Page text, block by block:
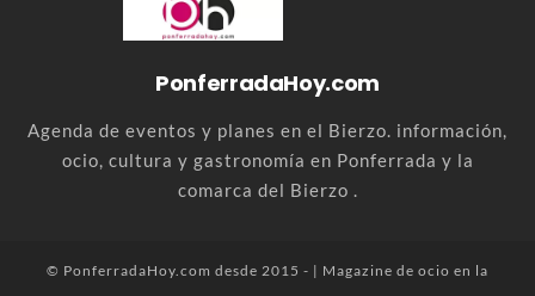
PonferradaHoy.com
Agenda de eventos y planes en el Bierzo. información,
ocio, cultura y gastronomía en Ponferrada y la
comarca del Bierzo .
© PonferradaHoy.com desde 2015 - | Magazine de ocio en la